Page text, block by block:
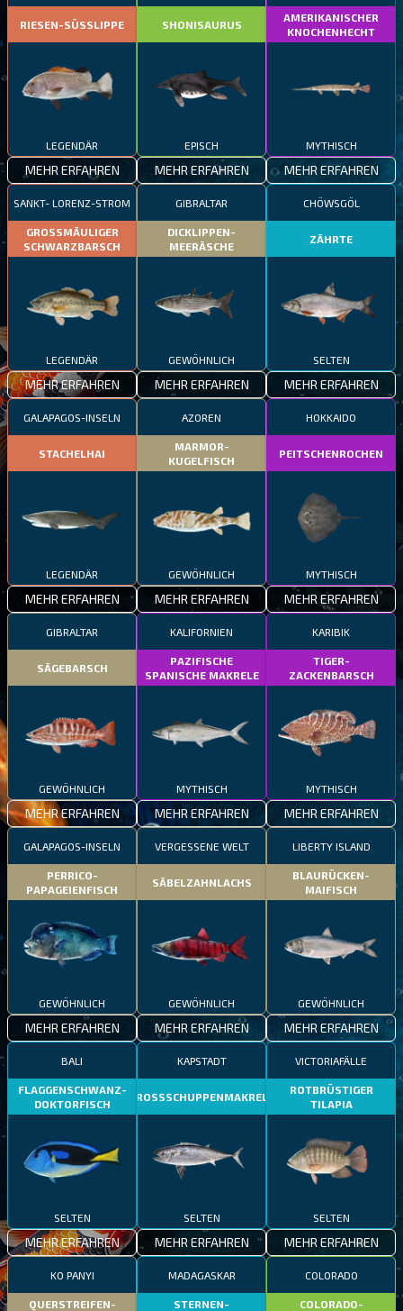
RIESEN-SÜSSLIPPE
LEGENDÄR
MEHR ERFAHREN
SHONISAURUS
EPISCH
MEHR ERFAHREN
AMERIKANISCHER
KNOCHENHECHT
MYTHISCH
MEHR ERFAHREN
SANKT- LORENZ-STROM
GROSSMÄULIGER
SCHWARZBARSCH
LEGENDÄR
MEHR ERFAHREN
GIBRALTAR
DICKLIPPEN-
MEERÄSCHE
GEWÖHNLICH
MEHR ERFAHREN
CHÖWSGÖL
ZÄHRTE
SELTEN
MEHR ERFAHREN
GALAPAGOS-INSELN
STACHELHAI
LEGENDÄR
MEHR ERFAHREN
AZOREN
MARMOR-
KUGELFISCH
GEWÖHNLICH
MEHR ERFAHREN
HOKKAIDO
PEITSCHENROCHEN
MYTHISCH
MEHR ERFAHREN
GIBRALTAR
SÄGEBARSCH
GEWÖHNLICH
MEHR ERFAHREN
KALIFORNIEN
PAZIFISCHE
SPANISCHE MAKRELE
MYTHISCH
MEHR ERFAHREN
KARIBIK
TIGER-
ZACKENBARSCH
MYTHISCH
MEHR ERFAHREN
GALAPAGOS-INSELN
PERRICO-
PAPAGEIENFISCH
GEWÖHNLICH
MEHR ERFAHREN
VERGESSENE WELT
SÄBELZAHNLACHS
GEWÖHNLICH
MEHR ERFAHREN
LIBERTY ISLAND
BLAURÜCKEN-
MAIFISCH
GEWÖHNLICH
MEHR ERFAHREN
BALI
FLAGGENSCHWANZ-
DOKTORFISCH
SELTEN
MEHR ERFAHREN
KAPSTADT
GROSSSCHUPPENMAKRELE
SELTEN
MEHR ERFAHREN
VICTORIAFÄLLE
ROTBRÜSTIGER
TILAPIA
SELTEN
MEHR ERFAHREN
KO PANYI
QUERSTREIFEN-
MADAGASKAR
STERNEN-
COLORADO
COLORADO-